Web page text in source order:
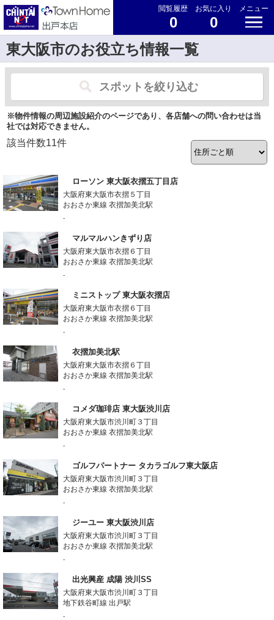
閲覧履歴
0
お気に入り
0
メニュー
東大阪市のお役立ち情報一覧
スポットを絞り込む
※物件情報の周辺施設紹介のページであり、各店舗への問い合わせは当
社では対応できません。
該当件数11件
ローソン 東大阪衣摺五丁目店
大阪府東大阪市衣摺５丁目
おおさか東線 衣摺加美北駅
-
マルマルハンきずり店
大阪府東大阪市衣摺６丁目
おおさか東線 衣摺加美北駅
-
ミニストップ 東大阪衣摺店
大阪府東大阪市衣摺６丁目
おおさか東線 衣摺加美北駅
-
衣摺加美北駅
大阪府東大阪市衣摺６丁目
おおさか東線 衣摺加美北駅
-
コメダ珈琲店 東大阪渋川店
大阪府東大阪市渋川町３丁目
おおさか東線 衣摺加美北駅
-
ゴルフパートナー タカラゴルフ東大阪店
大阪府東大阪市渋川町３丁目
おおさか東線 衣摺加美北駅
-
ジーユー 東大阪渋川店
大阪府東大阪市渋川町３丁目
おおさか東線 衣摺加美北駅
-
出光興産 成陽 渋川SS
大阪府東大阪市渋川町３丁目
地下鉄谷町線 出戸駅
-